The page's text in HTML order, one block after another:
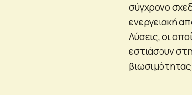
σύγχρονο
ενεργειακή
Λύσεις, οι
εστιάσουν